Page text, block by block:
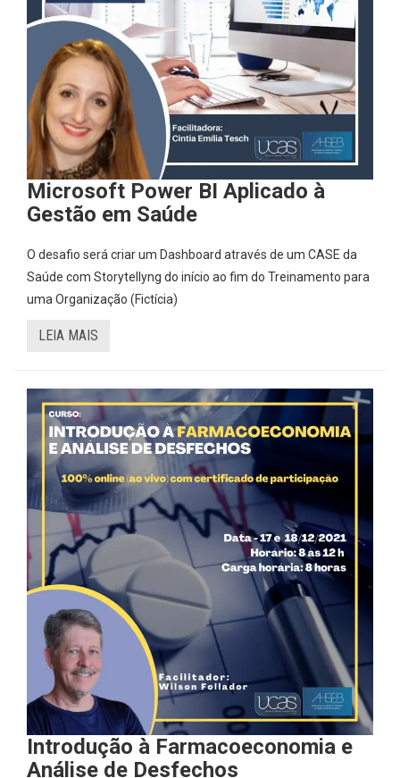
Microsoft Power BI Aplicado à
Gestão em Saúde
O desafio será criar um Dashboard através de um CASE da
Saúde com Storytellyng do início ao fim do Treinamento para
uma Organização (Fictícia)
LEIA MAIS
Introdução à Farmacoeconomia e
Análise de Desfechos